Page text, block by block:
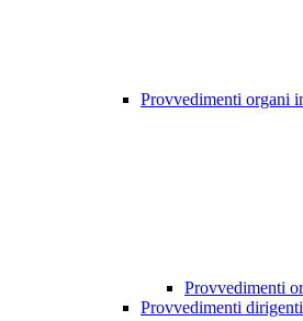
Provvedimenti organi
Provvedimenti
Provvedimenti